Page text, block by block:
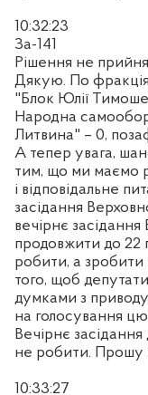
10:32:23
За-141
Рішення не
Дякую. По
"Блок Юлії
Народна
Литвина" – 0,
А тепер увага,
тим, що ми маємо
і відповідальне
засідання
вечірнє
продовжити до 22
робити, а зробити
того, щоб
думками з
на голосування
Вечірнє
не робити. Прошу
10:33:27